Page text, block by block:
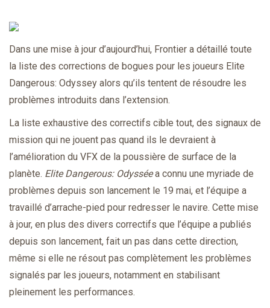
Dans une mise à jour d’aujourd’hui, Frontier a détaillé toute
la liste des corrections de bogues pour les joueurs Elite
Dangerous: Odyssey alors qu’ils tentent de résoudre les
problèmes introduits dans l’extension.
La liste exhaustive des correctifs cible tout, des signaux de
mission qui ne jouent pas quand ils le devraient à
l’amélioration du VFX de la poussière de surface de la
planète. Elite Dangerous: Odysséea connu une myriade de
problèmes depuis son lancement le 19 mai, et l’équipe a
travaillé d’arrache-pied pour redresser le navire. Cette mise
à jour, en plus des divers correctifs que l’équipe a publiés
depuis son lancement, fait un pas dans cette direction,
même si elle ne résout pas complètement les problèmes
signalés par les joueurs, notamment en stabilisant
pleinement les performances.